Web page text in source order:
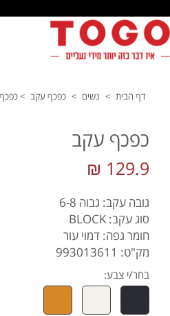
דף הבית > נשים > כפכף עקב >כפכף
כפכף עקב
129.9 ₪
גובה עקב: גבוה 6-8
סוג עקב: BLOCK
חומר גפה: דמוי עור
מק"ט: 993013611
בחר/י צבע: